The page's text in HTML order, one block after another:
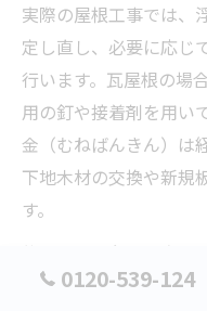
実際の屋根工事では、
定し直し、必要に応じ
行います。瓦屋根の場
用の釘や接着剤を用い
金（むねばんきん）は
下地木材の交換や新規
す。
施工後は、台風や豪雨
奨されます。これによ
0120-539-124